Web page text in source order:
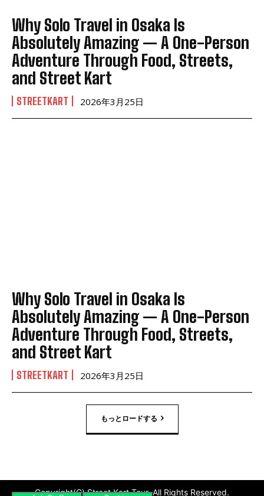
Why Solo Travel in Osaka Is
Absolutely Amazing — A One-Person
Adventure Through Food, Streets,
and Street Kart
STREETKART 2026年3月25日
Why Solo Travel in Osaka Is
Absolutely Amazing — A One-Person
Adventure Through Food, Streets,
and Street Kart
STREETKART 2026年3月25日
もっとロードする
Copyright(C) Street Kart Tour. All Rights Reserved.